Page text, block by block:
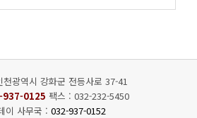
광역시 강화군 전등사로 37-41
937-0125 팩스 : 032-232-5450
이 사무국 : 032-937-0152